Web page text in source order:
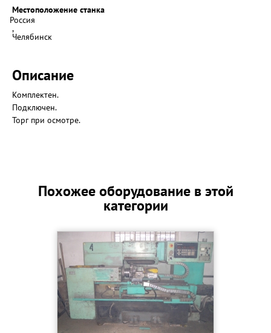
Местоположение станка
Россия
,
Челябинск
Описание
Комплектен.
Подключен.
Торг при осмотре.
Похожее оборудование в этой
категории